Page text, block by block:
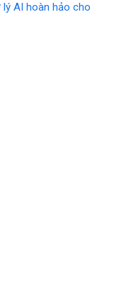
lý AI hoàn hảo cho